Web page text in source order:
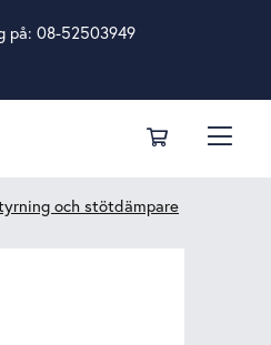
på: 08-52503949
och stötdämpare